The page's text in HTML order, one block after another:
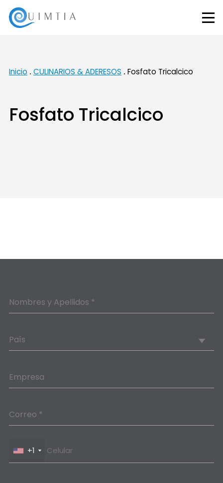
Inicio CULINARIOS & ADERESOS Fosfato Tricalcico
Fosfato Tricalcico
Nombres y Apellidos *
País
Empresa
Correo *
+1